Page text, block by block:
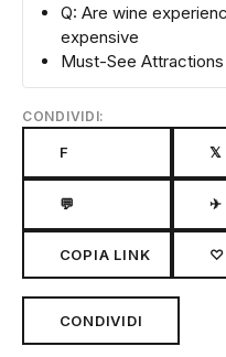
Q: Are wine
expensive
Must-See Attractions
CONDIVIDI:
F 𝕏
💬 ✈
COPIA LINK ♡
CONDIVIDI